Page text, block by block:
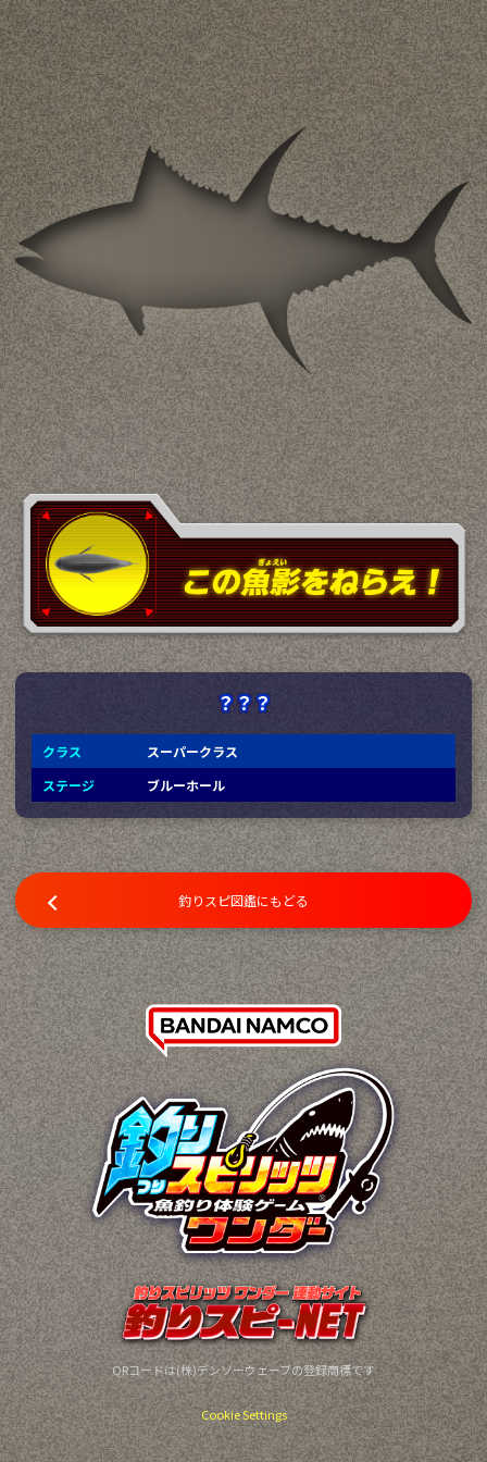
？？？
クラス
スーパークラス
ステージ
ブルーホール
釣りスピ図鑑にもどる
QRコードは(株)デンソーウェーブの登録商標です
Cookie Settings